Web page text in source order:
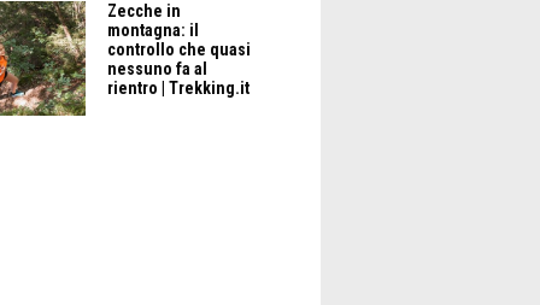
Zecche in
montagna: il
controllo che quasi
nessuno fa al
rientro | Trekking.it